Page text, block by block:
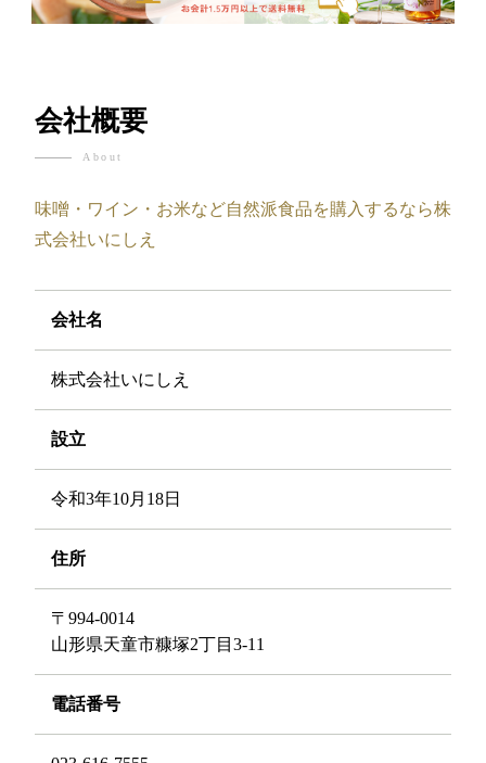
会社概要
About
味噌・ワイン・お米など自然派食品を購入するなら株
式会社いにしえ
会社名
株式会社いにしえ
設立
令和3年10月18日
住所
〒994-0014
山形県天童市糠塚2丁目3-11
電話番号